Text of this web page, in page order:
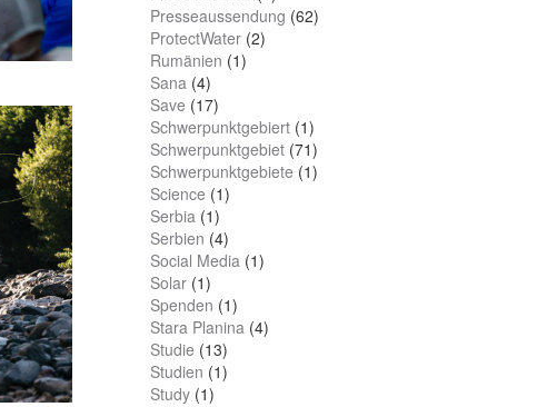
Presseaussendung (62)
ProtectWater (2)
Rumänien (1)
Sana (4)
Save (17)
Schwerpunktgebiert (1)
Schwerpunktgebiet (71)
Schwerpunktgebiete (1)
Science (1)
Serbia (1)
Serbien (4)
Social Media (1)
Solar (1)
Spenden (1)
Stara Planina (4)
Studie (13)
Studien (1)
Study (1)